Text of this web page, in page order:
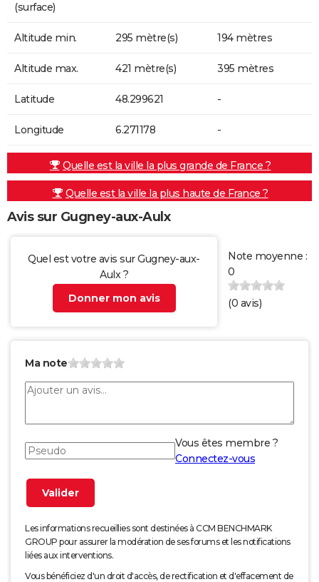
(surface)
Altitude min. 295 mètre(s) 194 mètres
Altitude max. 421 mètre(s) 395 mètres
Latitude 48.299621 -
Longitude 6.271178 -
Quelle est la ville la plus grande de France ?
Quelle est la ville la plus haute de France ?
Avis sur Gugney-aux-Aulx
Quel est votre avis sur Gugney-aux-
Aulx ?
Donner mon avis
Note moyenne :
0
(0 avis)
Ma note
Vous êtes membre ?
Connectez-vous
Les informations recueillies sont destinées à CCM BENCHMARK
GROUP pour assurer la modération de ses forums et les notifications
liées aux interventions.
Vous bénéficiez d'un droit d'accès, de rectification et d'effacement de